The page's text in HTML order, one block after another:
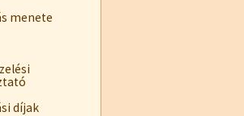
menete
díjak